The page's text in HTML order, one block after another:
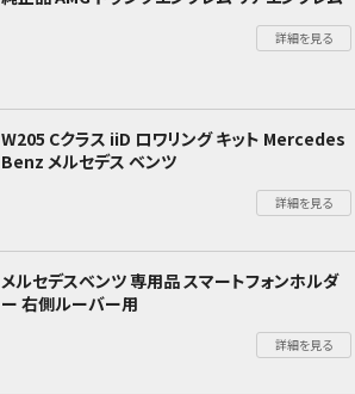
詳細を見る
W205 Cクラス iiD ロワリング キット Mercedes
Benz メルセデス ベンツ
詳細を見る
メルセデスベンツ 専用品 スマートフォンホルダ
ー 右側ルーバー用
詳細を見る